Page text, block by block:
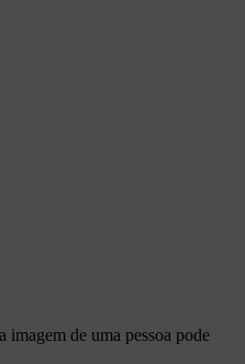
de uma pessoa pode